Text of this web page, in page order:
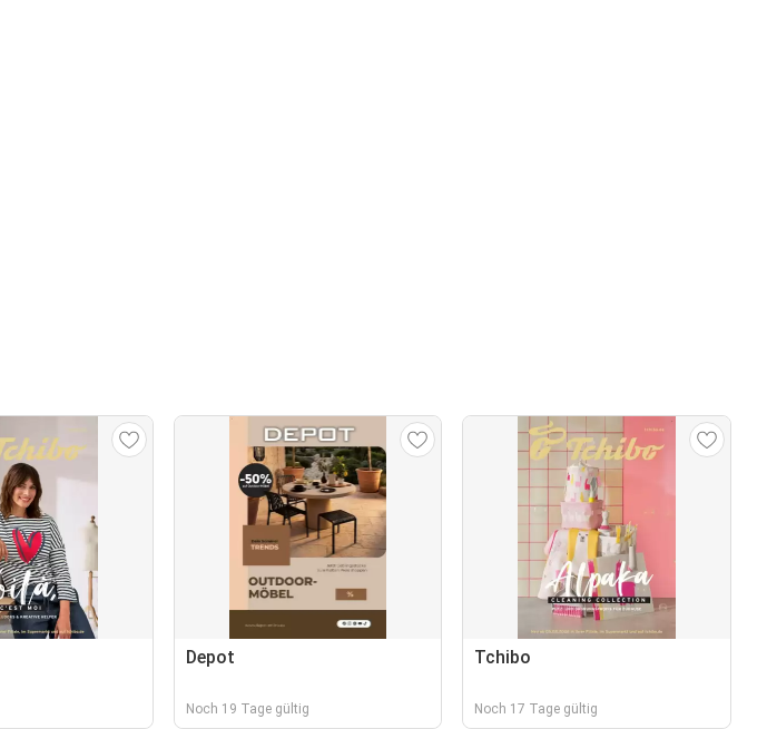
Depot
Noch 19 Tage gültig
Tchibo
Noch 17 Tage gültig